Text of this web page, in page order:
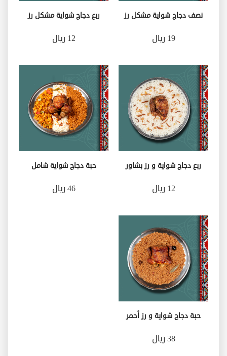
نصف دجاج شواية مشكل رز
19 ريال
ربع دجاج شواية مشكل رز
12 ريال
ربع دجاج شواية و رز بشاور
12 ريال
حبة دجاج شواية شامل
46 ريال
حبة دجاج شواية و رز أحمر
38 ريال